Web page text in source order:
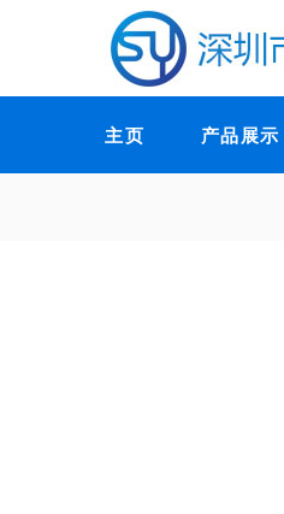
主页 产品展示